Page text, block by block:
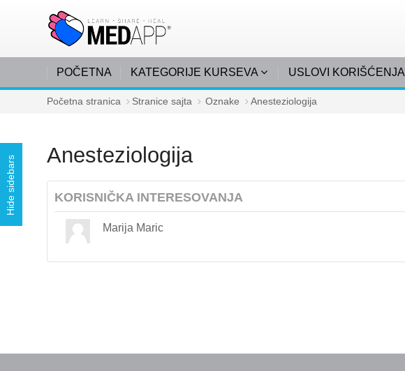
Idi na glavni sadržaj
POČETNA KATEGORIJE KURSEVA USLOVI KORIŠĆENJA
Početna stranica Stranice sajta Oznake Anesteziologija
Anesteziologija
KORISNIČKA INTERESOVANJA
Marija Maric
Hide sidebars